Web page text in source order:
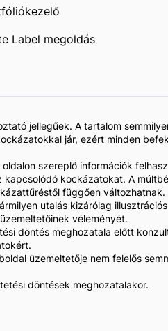
Label megoldás
jellegűek. A tartalom
jár, ezért minden
szereplő információk
kockázatokat. A
függően változhatnak.
utalás kizárólag
véleményét.
döntés meghozatala előtt
üzemeltetője nem felelős
döntések meghozatalakor.